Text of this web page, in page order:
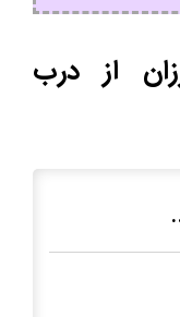
از درب